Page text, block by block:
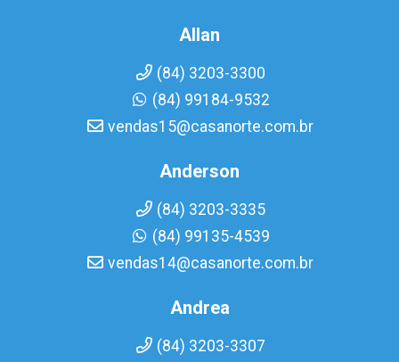
Allan
(84) 3203-3300
(84) 99184-9532
vendas15@casanorte.com.br
Anderson
(84) 3203-3335
(84) 99135-4539
vendas14@casanorte.com.br
Andrea
(84) 3203-3307